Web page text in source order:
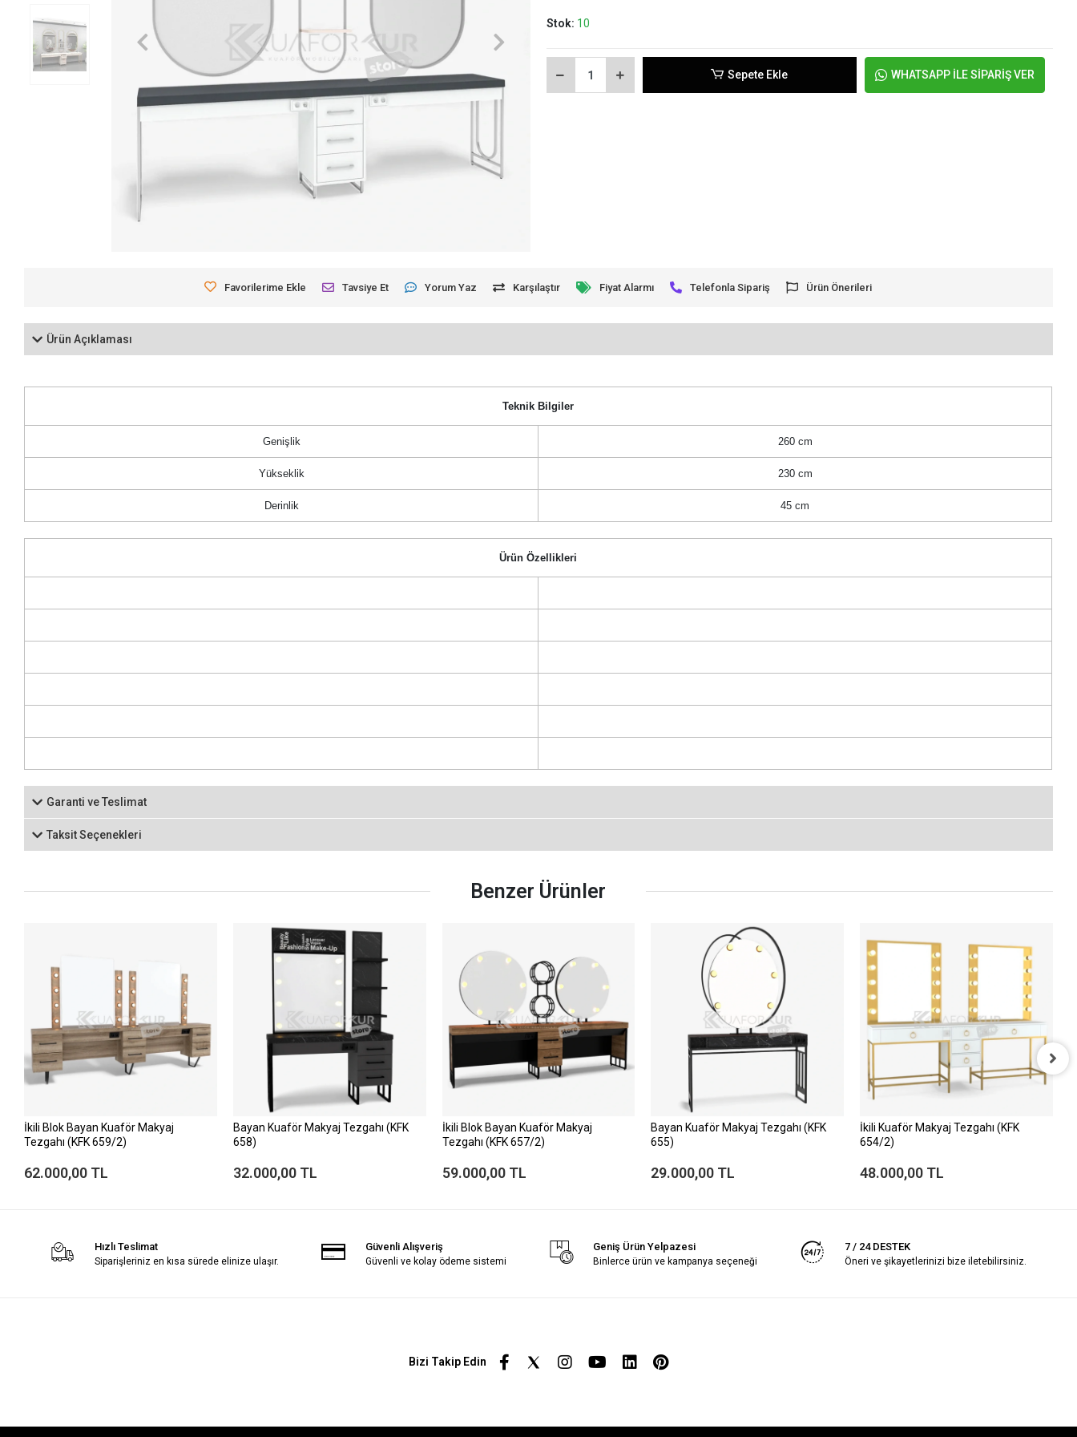
Stok: 10
Sepete Ekle WHATSAPP İLE SİPARİŞ VER
Favorilerime Ekle Tavsiye Et Yorum Yaz Karşılaştır Fiyat Alarmı Telefonla Sipariş Ürün Önerileri
Ürün Açıklaması
Teknik Bilgiler
Genişlik 260 cm
Yükseklik 230 cm
Derinlik 45 cm
Ürün Özellikleri
Garanti ve Teslimat
Taksit Seçenekleri
Benzer Ürünler
İkili Blok Bayan Kuaför Makyaj
Tezgahı (KFK 659/2)
62.000,00 TL
Bayan Kuaför Makyaj Tezgahı (KFK
658)
32.000,00 TL
İkili Blok Bayan Kuaför Makyaj
Tezgahı (KFK 657/2)
59.000,00 TL
Bayan Kuaför Makyaj Tezgahı (KFK
655)
29.000,00 TL
İkili Kuaför Makyaj Tezgahı (KFK
654/2)
48.000,00 TL
Hızlı Teslimat
Siparişleriniz en kısa sürede elinize ulaşır.
Güvenli Alışveriş
Güvenli ve kolay ödeme sistemi
Geniş Ürün Yelpazesi
Binlerce ürün ve kampanya seçeneği
7 / 24 DESTEK
Öneri ve şikayetlerinizi bize iletebilirsiniz.
Bizi Takip Edin